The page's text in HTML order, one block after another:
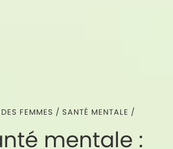
FEMMES / SANTÉ MENTALE /
mentale :